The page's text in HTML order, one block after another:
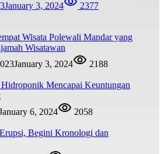
January 3, 2024 2377
Wisata Polewali Mandar yang
Wisatawan
January 3, 2024
2188
Mencapai Keuntungan
6, 2024
2058
Begini Kronologi dan